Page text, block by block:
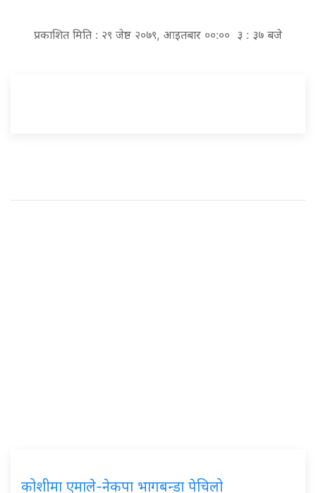
प्रकाशित मिति : २९ जेष्ठ २०७९, आइतबार ००:०० ३ : ३७ बजे
कोशीमा एमाले-नेकपा भागबन्डा पेचिलो